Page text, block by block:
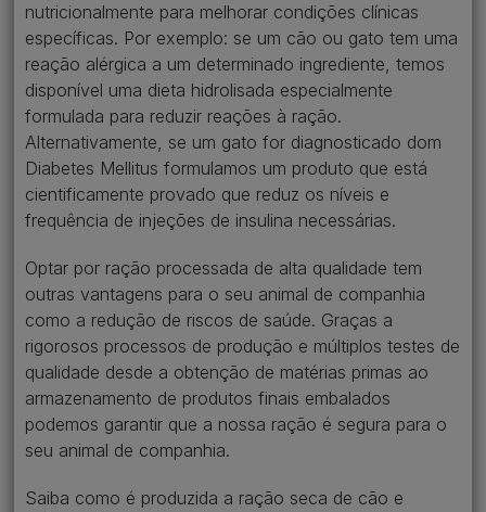
nutricionalmente para melhorar condições clínicas
específicas. Por exemplo: se um cão ou gato tem uma
reação alérgica a um determinado ingrediente, temos
disponível uma dieta hidrolisada especialmente
formulada para reduzir reações à ração.
Alternativamente, se um gato for diagnosticado dom
Diabetes Mellitus formulamos um produto que está
cientificamente provado que reduz os níveis e
frequência de injeções de insulina necessárias.
Optar por ração processada de alta qualidade tem
outras vantagens para o seu animal de companhia
como a redução de riscos de saúde. Graças a
rigorosos processos de produção e múltiplos testes de
qualidade desde a obtenção de matérias primas ao
armazenamento de produtos finais embalados
podemos garantir que a nossa ração é segura para o
seu animal de companhia.
Saiba como é produzida a ração seca de cão e